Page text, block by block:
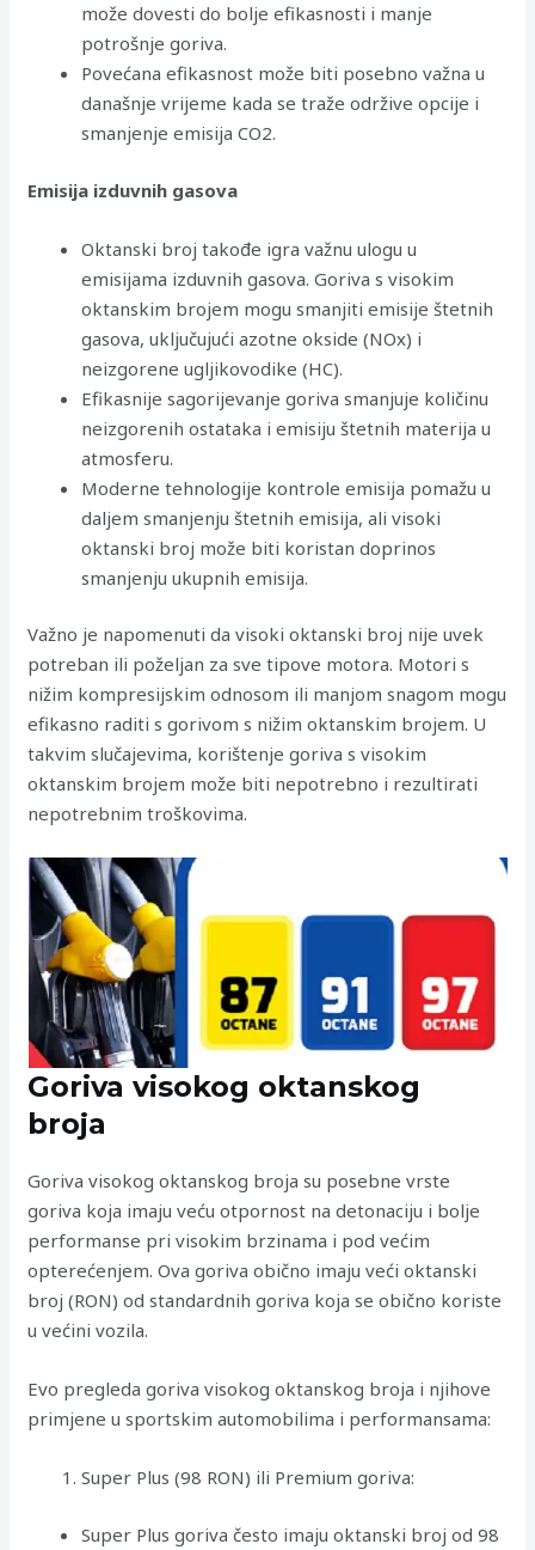
može dovesti do bolje efikasnosti i manje
potrošnje goriva.
Povećana efikasnost može biti posebno važna u
današnje vrijeme kada se traže održive opcije i
smanjenje emisija CO2.
Emisija izduvnih gasova
Oktanski broj takođe igra važnu ulogu u
emisijama izduvnih gasova. Goriva s visokim
oktanskim brojem mogu smanjiti emisije štetnih
gasova, uključujući azotne okside (NOx) i
neizgorene ugljikovodike (HC).
Efikasnije sagorijevanje goriva smanjuje količinu
neizgorenih ostataka i emisiju štetnih materija u
atmosferu.
Moderne tehnologije kontrole emisija pomažu u
daljem smanjenju štetnih emisija, ali visoki
oktanski broj može biti koristan doprinos
smanjenju ukupnih emisija.
Važno je napomenuti da visoki oktanski broj nije uvek
potreban ili poželjan za sve tipove motora. Motori s
nižim kompresijskim odnosom ili manjom snagom mogu
efikasno raditi s gorivom s nižim oktanskim brojem. U
takvim slučajevima, korištenje goriva s visokim
oktanskim brojem može biti nepotrebno i rezultirati
nepotrebnim troškovima.
Goriva visokog oktanskog
broja
Goriva visokog oktanskog broja su posebne vrste
goriva koja imaju veću otpornost na detonaciju i bolje
performanse pri visokim brzinama i pod većim
opterećenjem. Ova goriva obično imaju veći oktanski
broj (RON) od standardnih goriva koja se obično koriste
u većini vozila.
Evo pregleda goriva visokog oktanskog broja i njihove
primjene u sportskim automobilima i performansama:
Super Plus (98 RON) ili Premium goriva:
Super Plus goriva često imaju oktanski broj od 98